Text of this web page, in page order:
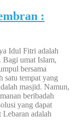
:
Idul Fitri adalah
Bagi umat Islam,
bersama
satu tempat yang
masjid. Namun,
beribadah
yang dapat
adalah